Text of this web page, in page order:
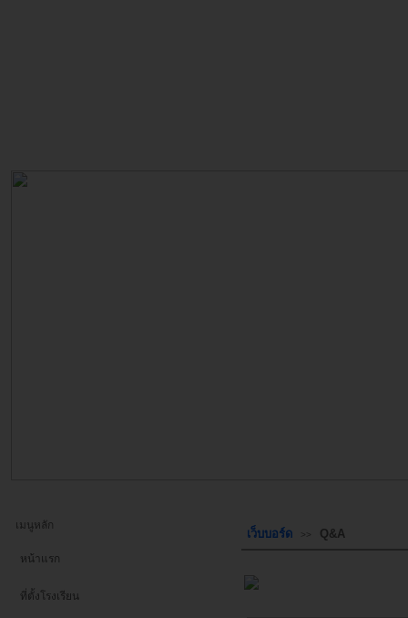
เมนูหลัก
หน้าแรก
ที่ตั้งโรงเรียน
เว็บบอร์ด >> Q&A